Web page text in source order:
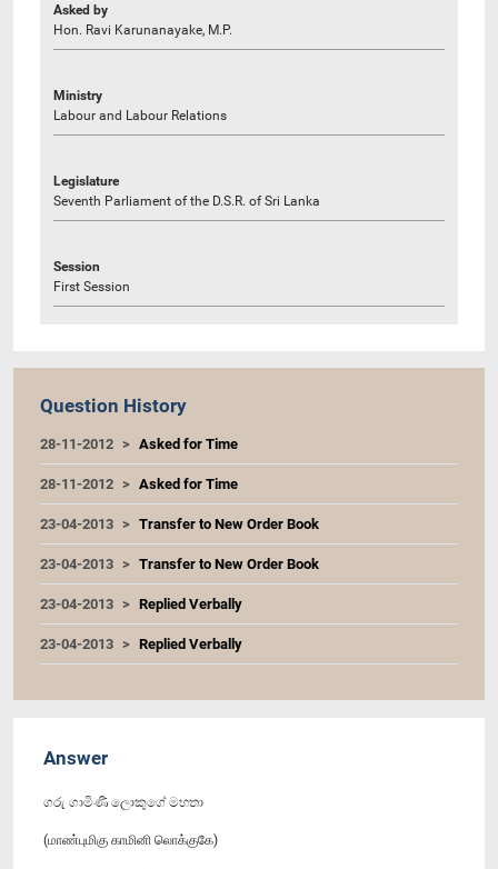
Asked by
Hon. Ravi Karunanayake, M.P.
Ministry
Labour and Labour Relations
Legislature
Seventh Parliament of the D.S.R. of Sri Lanka
Session
First Session
Question History
28-11-2012 Asked for Time
28-11-2012 Asked for Time
23-04-2013 Transfer to New Order Book
23-04-2013 Transfer to New Order Book
23-04-2013 Replied Verbally
23-04-2013 Replied Verbally
Answer
ගරු ගාමිණී ලොකුගේ මහතා
(மாண்புமிகு காமினி லொக்குகே)